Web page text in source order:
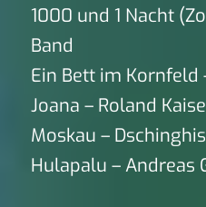
1000 und 1 Nacht
Band
Ein Bett im Kornfeld
Joana – Roland
Moskau –
Hulapalu – Andreas